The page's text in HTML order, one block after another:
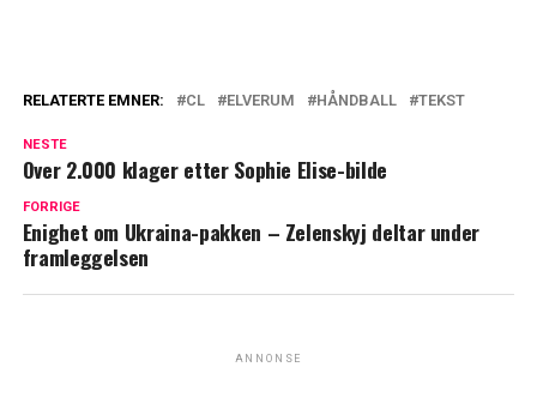
RELATERTE EMNER: CL ELVERUM HÅNDBALL TEKST
NESTE
Over 2.000 klager etter Sophie Elise-bilde
FORRIGE
Enighet om Ukraina-pakken – Zelenskyj deltar under
framleggelsen
ANNONSE